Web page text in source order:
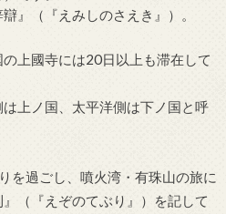
』（『えみしのさえき』）。
上國寺には20日以上も滞在して
は上ノ国、太平洋側は下ノ国と呼
を過ごし、噴火湾・有珠山の旅に
（『えぞのてぶり』）を記して